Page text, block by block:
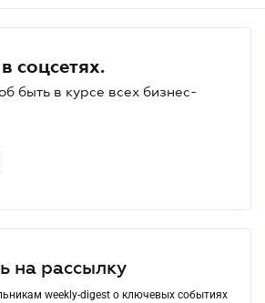
соцсетях.
быть в курсе всех бизнес-
на рассылку
weekly-digest о ключевых событиях